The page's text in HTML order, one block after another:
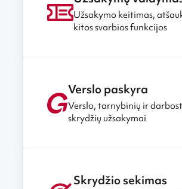
Užsakymo keitimas,
kitos svarbios funkcijos
Verslo paskyra
Verslo, tarnybinių ir
skrydžių užsakymai
Skrydžio sekimas